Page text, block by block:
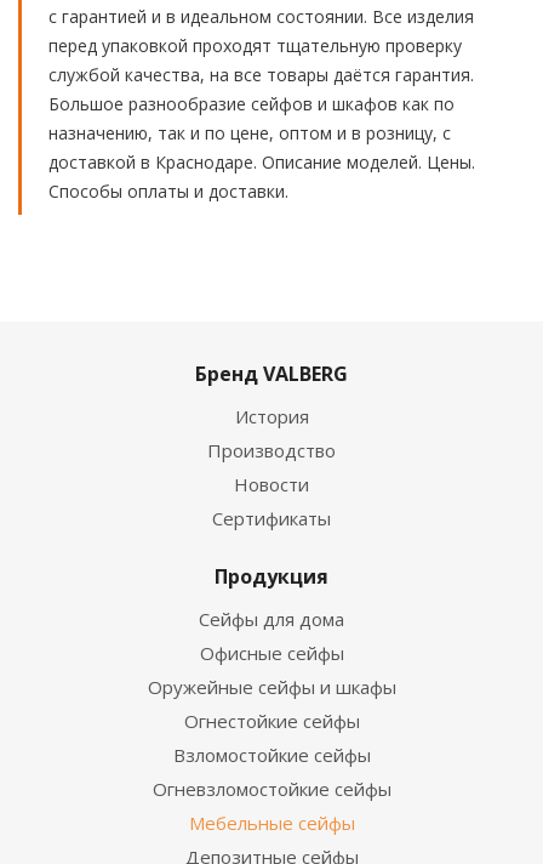
с гарантией и в идеальном состоянии. Все изделия
перед упаковкой проходят тщательную проверку
службой качества, на все товары даётся гарантия.
Большое разнообразие сейфов и шкафов как по
назначению, так и по цене, оптом и в розницу, с
доставкой в Краснодаре. Описание моделей. Цены.
Способы оплаты и доставки.
Бренд VALBERG
История
Производство
Новости
Сертификаты
Продукция
Сейфы для дома
Офисные сейфы
Оружейные сейфы и шкафы
Огнестойкие сейфы
Взломостойкие сейфы
Огневзломостойкие сейфы
Мебельные сейфы
Депозитные сейфы